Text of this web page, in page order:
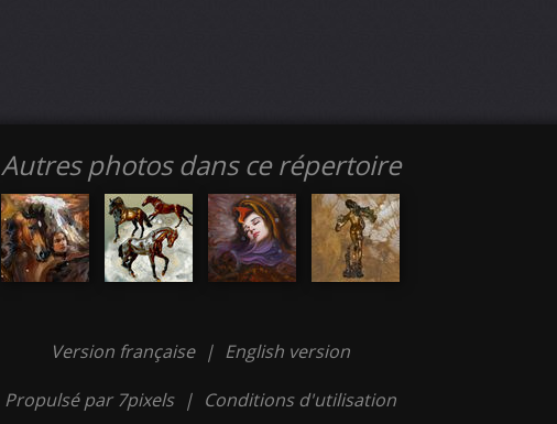
Autres photos dans ce répertoire
Version française | English version
Propulsé par 7pixels | Conditions d'utilisation